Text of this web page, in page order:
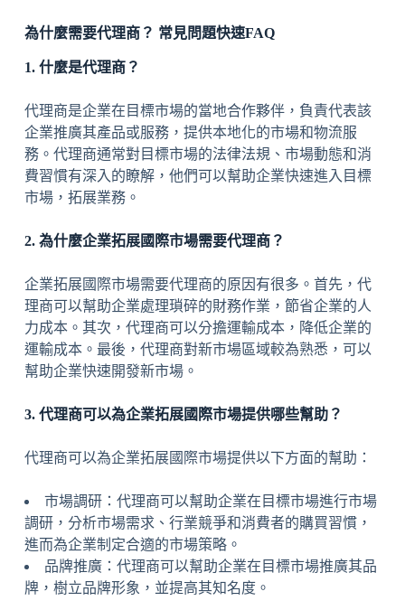
為什麼需要代理商？ 常見問題快速FAQ
1. 什麼是代理商？
代理商是企業在目標市場的當地合作夥伴，負責代表該
企業推廣其產品或服務，提供本地化的市場和物流服
務。代理商通常對目標市場的法律法規、市場動態和消
費習慣有深入的瞭解，他們可以幫助企業快速進入目標
市場，拓展業務。
2. 為什麼企業拓展國際市場需要代理商？
企業拓展國際市場需要代理商的原因有很多。首先，代
理商可以幫助企業處理瑣碎的財務作業，節省企業的人
力成本。其次，代理商可以分擔運輸成本，降低企業的
運輸成本。最後，代理商對新市場區域較為熟悉，可以
幫助企業快速開發新市場。
3. 代理商可以為企業拓展國際市場提供哪些幫助？
代理商可以為企業拓展國際市場提供以下方面的幫助：
市場調研：代理商可以幫助企業在目標市場進行市場
調研，分析市場需求、行業競爭和消費者的購買習慣，
進而為企業制定合適的市場策略。
品牌推廣：代理商可以幫助企業在目標市場推廣其品
牌，樹立品牌形象，並提高其知名度。